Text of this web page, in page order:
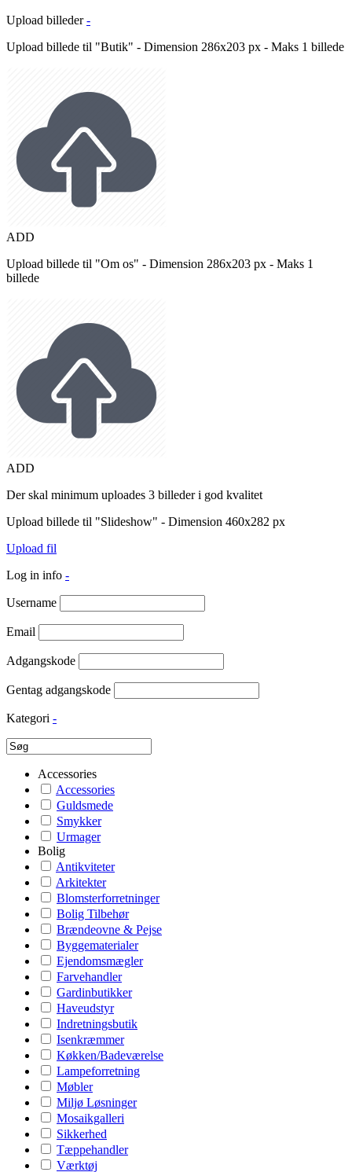
Upload billeder -
Upload billede til "Butik" - Dimension 286x203 px - Maks 1 billede
ADD
Upload billede til "Om os" - Dimension 286x203 px - Maks 1
billede
ADD
Der skal minimum uploades 3 billeder i god kvalitet
Upload billede til "Slideshow" - Dimension 460x282 px
Upload fil
Log in info -
Username
Email
Adgangskode
Gentag adgangskode
Kategori -
Accessories
Accessories
Guldsmede
Smykker
Urmager
Bolig
Antikviteter
Arkitekter
Blomsterforretninger
Bolig Tilbehør
Brændeovne & Pejse
Byggematerialer
Ejendomsmægler
Farvehandler
Gardinbutikker
Haveudstyr
Indretningsbutik
Isenkræmmer
Køkken/Badeværelse
Lampeforretning
Møbler
Miljø Løsninger
Mosaikgalleri
Sikkerhed
Tæppehandler
Værktøj